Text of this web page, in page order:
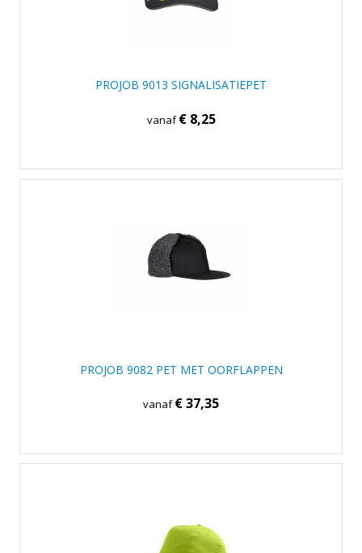
PROJOB 9013 SIGNALISATIEPET
vanaf€ 8,25
PROJOB 9082 PET MET OORFLAPPEN
vanaf€ 37,35